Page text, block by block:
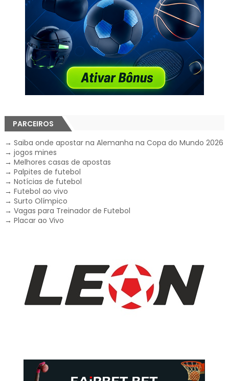
PARCEIROS
→ Saiba onde apostar na Alemanha na Copa do Mundo 2026
→ jogos mines
→ Melhores casas de apostas
→ Palpites de futebol
→ Notícias de futebol
→ Futebol ao vivo
→ Surto Olímpico
→ Vagas para Treinador de Futebol
→ Placar ao Vivo